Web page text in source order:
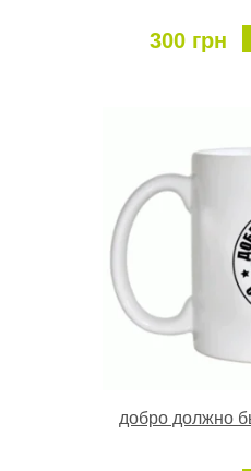
300 грн
добро должно